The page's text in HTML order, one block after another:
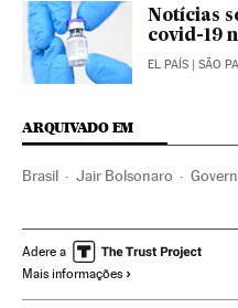
Notícias
covid-19
EL PAÍS | SÃO
ARQUIVADO EM
Brasil Jair Bolsonaro
Redes sociais Twitter
Liberdade expressão
Adere a
Mais informações